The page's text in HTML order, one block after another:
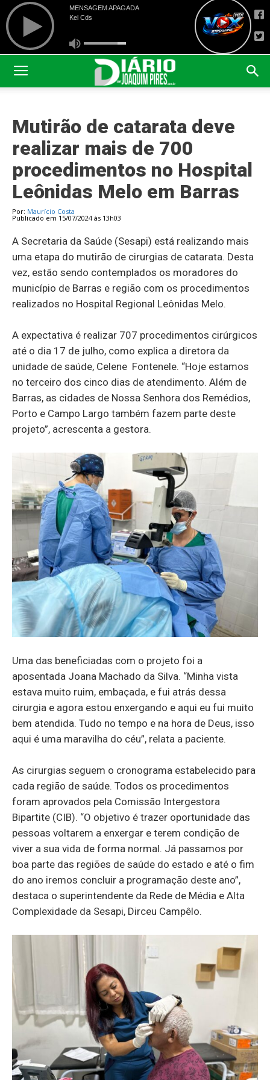
Mutirão de catarata deve
realizar mais de 700
procedimentos no Hospital
Leônidas Melo em Barras
Por: Maurício Costa
Publicado em 15/07/2024 às 13h03
A Secretaria da Saúde (Sesapi) está realizando mais
uma etapa do mutirão de cirurgias de catarata. Desta
vez, estão sendo contemplados os moradores do
município de Barras e região com os procedimentos
realizados no Hospital Regional Leônidas Melo.
A expectativa é realizar 707 procedimentos cirúrgicos
até o dia 17 de julho, como explica a diretora da
unidade de saúde, Celene Fontenele. “Hoje estamos
no terceiro dos cinco dias de atendimento. Além de
Barras, as cidades de Nossa Senhora dos Remédios,
Porto e Campo Largo também fazem parte deste
projeto”, acrescenta a gestora.
Uma das beneficiadas com o projeto foi a
aposentada Joana Machado da Silva. “Minha vista
estava muito ruim, embaçada, e fui atrás dessa
cirurgia e agora estou enxergando e aqui eu fui muito
bem atendida. Tudo no tempo e na hora de Deus, isso
aqui é uma maravilha do céu”, relata a paciente.
As cirurgias seguem o cronograma estabelecido para
cada região de saúde. Todos os procedimentos
foram aprovados pela Comissão Intergestora
Bipartite (CIB). “O objetivo é trazer oportunidade das
pessoas voltarem a enxergar e terem condição de
viver a sua vida de forma normal. Já passamos por
boa parte das regiões de saúde do estado e até o fim
do ano iremos concluir a programação deste ano”,
destaca o superintendente da Rede de Média e Alta
Complexidade da Sesapi, Dirceu Campêlo.